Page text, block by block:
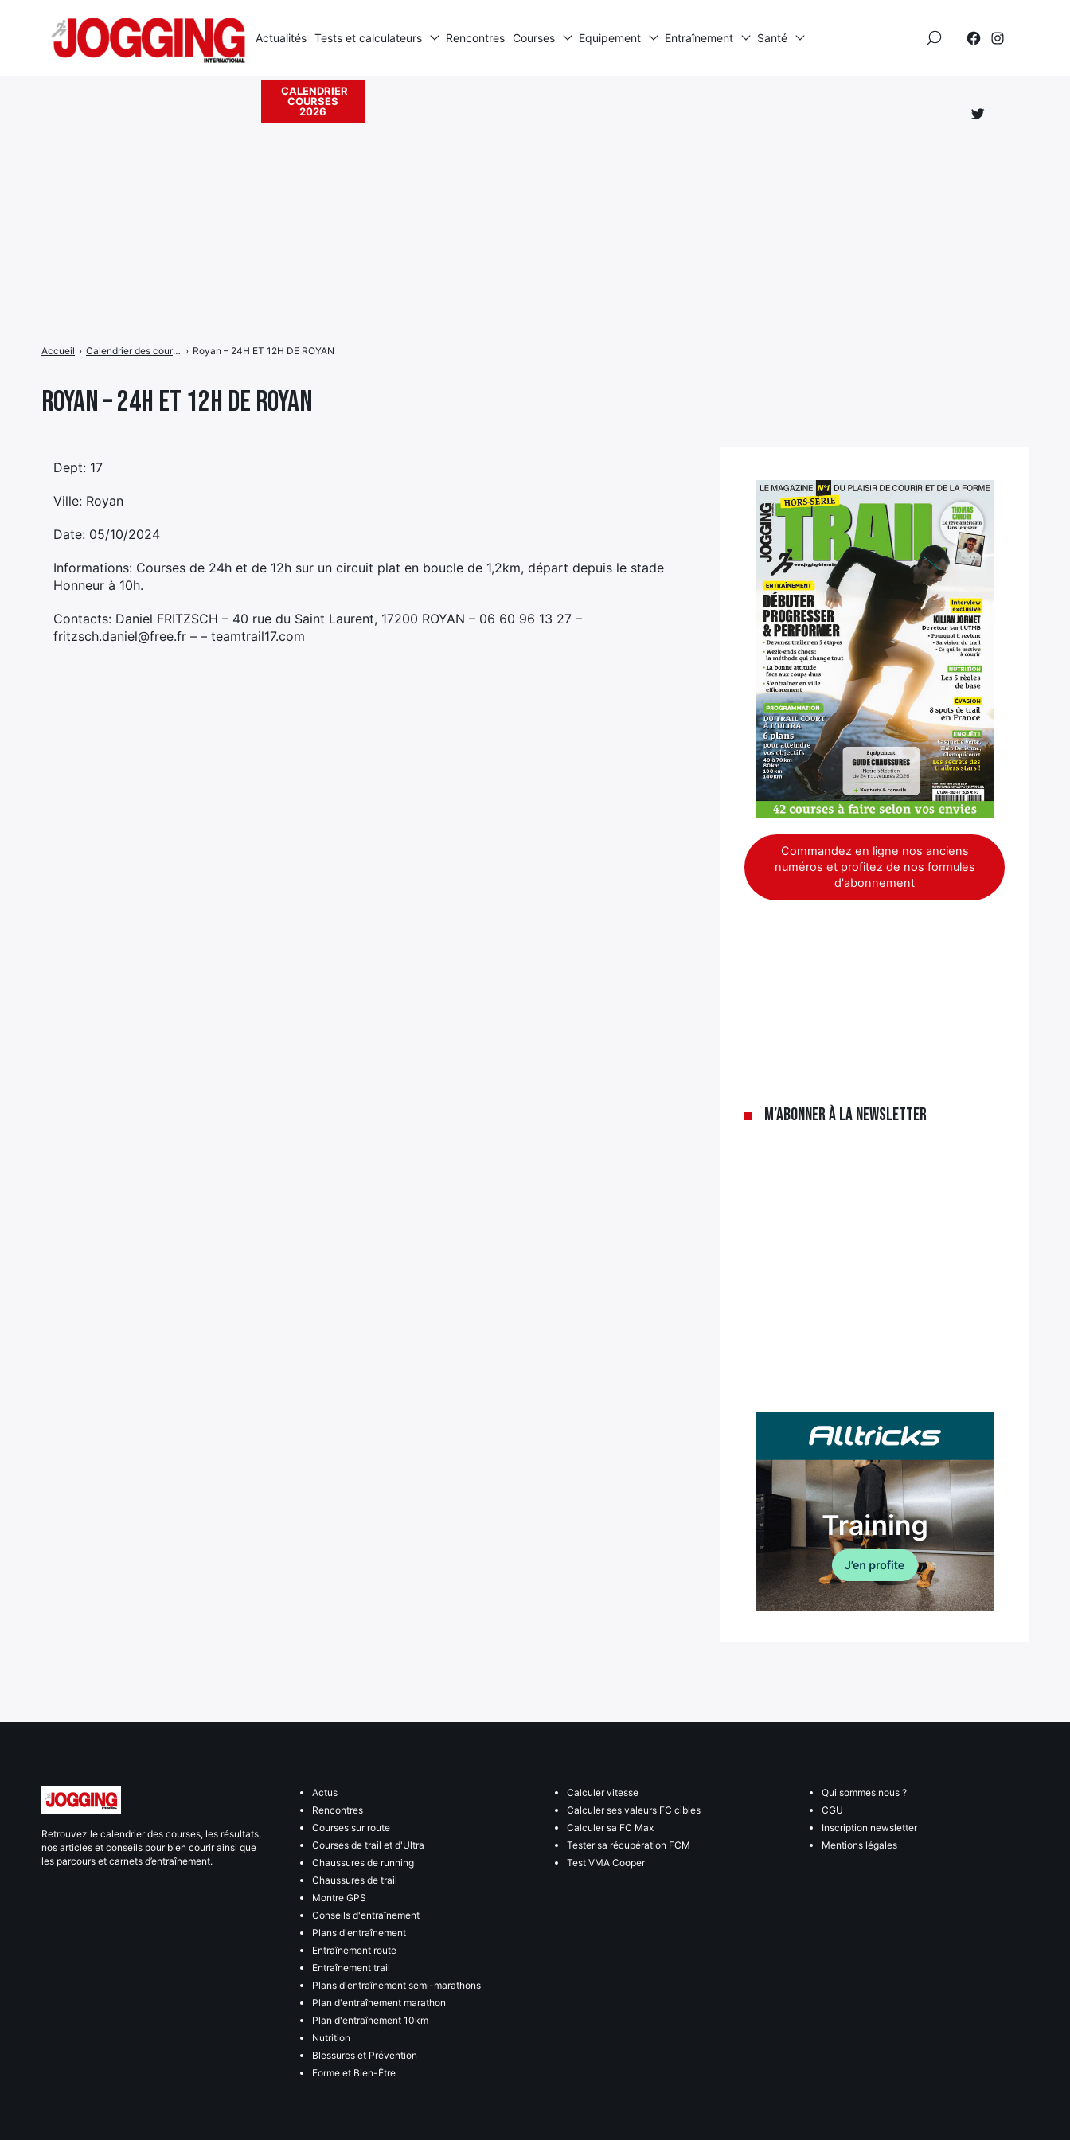
Royan – 24H ET 12H DE ROYAN
Accueil › Calendrier des courses › Royan – 24H ET 12H DE ROYAN
Dept: 17
Ville: Royan
Date: 05/10/2024
Informations: Courses de 24h et de 12h sur un circuit plat en boucle de 1,2km, départ depuis le stade
Honneur à 10h.
Contacts: Daniel FRITZSCH – 40 rue du Saint Laurent, 17200 ROYAN – 06 60 96 13 27 –
fritzsch.daniel@free.fr – – teamtrail17.com
Commandez en ligne nos anciens
numéros et profitez de nos formules
d'abonnement
M’abonner à la newsletter
Actualités Tests et calculateurs Rencontres Courses Equipement Entraînement Santé
CALENDRIER
COURSES
2026
Élément
Retrouvez le calendrier des courses, les résultats,
nos articles et conseils pour bien courir ainsi que
les parcours et carnets d’entraînement.
Actus
Rencontres
Courses sur route
Courses de trail et d'Ultra
Chaussures de running
Chaussures de trail
Montre GPS
Conseils d'entraînement
Plans d'entraînement
Entraînement route
Entraînement trail
Plans d'entraînement semi-marathons
Plan d'entraînement marathon
Plan d'entraînement 10km
Nutrition
Blessures et Prévention
Forme et Bien-Être
Calculer vitesse
Calculer ses valeurs FC cibles
Calculer sa FC Max
Tester sa récupération FCM
Test VMA Cooper
Qui sommes nous ?
CGU
Inscription newsletter
Mentions légales
Rechercher